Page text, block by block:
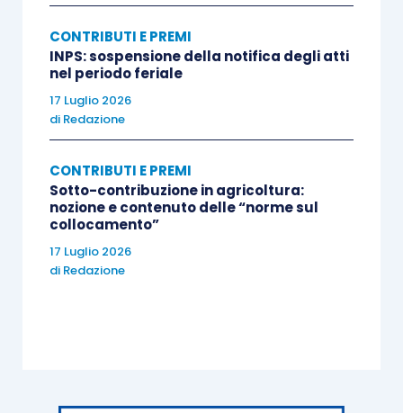
CONTRIBUTI E PREMI
INPS: sospensione della notifica degli atti
nel periodo feriale
17 Luglio 2026
di Redazione
CONTRIBUTI E PREMI
Sotto-contribuzione in agricoltura:
nozione e contenuto delle “norme sul
collocamento”
17 Luglio 2026
di Redazione